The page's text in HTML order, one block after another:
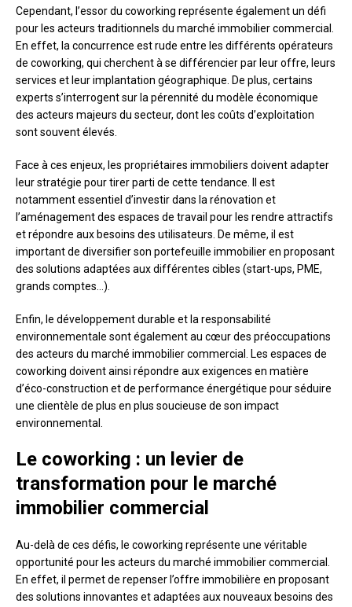
Cependant, l’essor du coworking représente également un défi
pour les acteurs traditionnels du marché immobilier commercial.
En effet, la concurrence est rude entre les différents opérateurs
de coworking, qui cherchent à se différencier par leur offre, leurs
services et leur implantation géographique. De plus, certains
experts s’interrogent sur la pérennité du modèle économique
des acteurs majeurs du secteur, dont les coûts d’exploitation
sont souvent élevés.
Face à ces enjeux, les propriétaires immobiliers doivent adapter
leur stratégie pour tirer parti de cette tendance. Il est
notamment essentiel d’investir dans la rénovation et
l’aménagement des espaces de travail pour les rendre attractifs
et répondre aux besoins des utilisateurs. De même, il est
important de diversifier son portefeuille immobilier en proposant
des solutions adaptées aux différentes cibles (start-ups, PME,
grands comptes…).
Enfin, le développement durable et la responsabilité
environnementale sont également au cœur des préoccupations
des acteurs du marché immobilier commercial. Les espaces de
coworking doivent ainsi répondre aux exigences en matière
d’éco-construction et de performance énergétique pour séduire
une clientèle de plus en plus soucieuse de son impact
environnemental.
Le coworking : un levier de
transformation pour le marché
immobilier commercial
Au-delà de ces défis, le coworking représente une véritable
opportunité pour les acteurs du marché immobilier commercial.
En effet, il permet de repenser l’offre immobilière en proposant
des solutions innovantes et adaptées aux nouveaux besoins des